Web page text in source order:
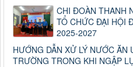
CHI ĐOÀN THANH
TỔ CHỨC ĐẠI HỘI
2025-2027
HƯỚNG DẪN XỬ LÝ NƯỚC ĂN
TRƯỜNG TRONG KHI NGẬP